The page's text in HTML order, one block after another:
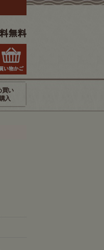
買い
入